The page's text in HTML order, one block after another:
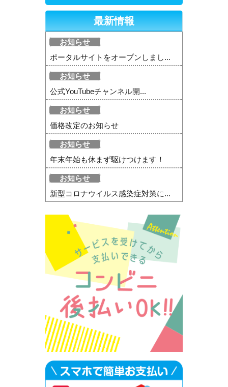
最新情報
お知らせ
ポータルサイトをオープンしまし...
お知らせ
公式YouTubeチャンネル開...
お知らせ
価格改定のお知らせ
お知らせ
年末年始も休まず駆けつけます！
お知らせ
新型コロナウイルス感染症対策に...